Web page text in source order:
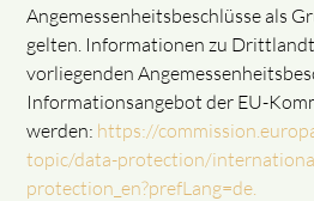
Angemessenheitsbeschlüsse als
gelten. Informationen zu
vorliegenden
Informationsangebot der EU-
werden: https://
topic/data-protection/
protection_en?prefLang=de.